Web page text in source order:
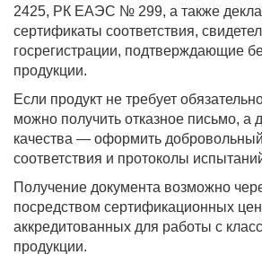
2425, РК ЕАЭС № 299, а также
сертификаты соответствия,
госрегистрации, подтверждающие
продукции.
Если продукт не требует
можно получить отказное письмо, а
качества — оформить
соответствия и протоколы
Получение документа возможно
посредством сертификационных
аккредитованных для работы с
продукции.